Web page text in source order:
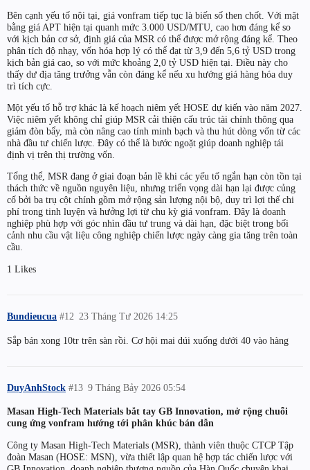
Bên cạnh yếu tố nội tại, giá vonfram tiếp tục là biến số then chốt. Với mặt
bằng giá APT hiện tại quanh mức 3.000 USD/MTU, cao hơn đáng kể so
với kịch bản cơ sở, định giá của MSR có thể được mở rộng đáng kể. Theo
phân tích độ nhạy, vốn hóa hợp lý có thể đạt từ 3,9 đến 5,6 tỷ USD trong
kịch bản giá cao, so với mức khoảng 2,0 tỷ USD hiện tại. Điều này cho
thấy dư địa tăng trưởng vẫn còn đáng kể nếu xu hướng giá hàng hóa duy
trì tích cực.
Một yếu tố hỗ trợ khác là kế hoạch niêm yết HOSE dự kiến vào năm 2027.
Việc niêm yết không chỉ giúp MSR cải thiện cấu trúc tài chính thông qua
giảm đòn bẩy, mà còn nâng cao tính minh bạch và thu hút dòng vốn từ các
nhà đầu tư chiến lược. Đây có thể là bước ngoặt giúp doanh nghiệp tái
định vị trên thị trường vốn.
Tổng thể, MSR đang ở giai đoạn bản lề khi các yếu tố ngắn hạn còn tồn tại
thách thức về nguồn nguyên liệu, nhưng triển vọng dài hạn lại được củng
cố bởi ba trụ cột chính gồm mở rộng sản lượng nội bộ, duy trì lợi thế chi
phí trong tinh luyện và hưởng lợi từ chu kỳ giá vonfram. Đây là doanh
nghiệp phù hợp với góc nhìn đầu tư trung và dài hạn, đặc biệt trong bối
cảnh nhu cầu vật liệu công nghiệp chiến lược ngày càng gia tăng trên toàn
cầu.
1 Likes
Bundieucua 23 Tháng Tư 2026 14:25
#12
Sắp bán xong 10tr trên sàn rồi. Cơ hội mai dúi xuống dưới 40 vào hàng
DuyAnhStock 9 Tháng Bảy 2026 05:54
#13
Masan High-Tech Materials bắt tay GB Innovation, mở rộng chuỗi
cung ứng vonfram hướng tới phân khúc bán dẫn
Công ty Masan High-Tech Materials (MSR), thành viên thuộc CTCP Tập
đoàn Masan (HOSE: MSN), vừa thiết lập quan hệ hợp tác chiến lược với